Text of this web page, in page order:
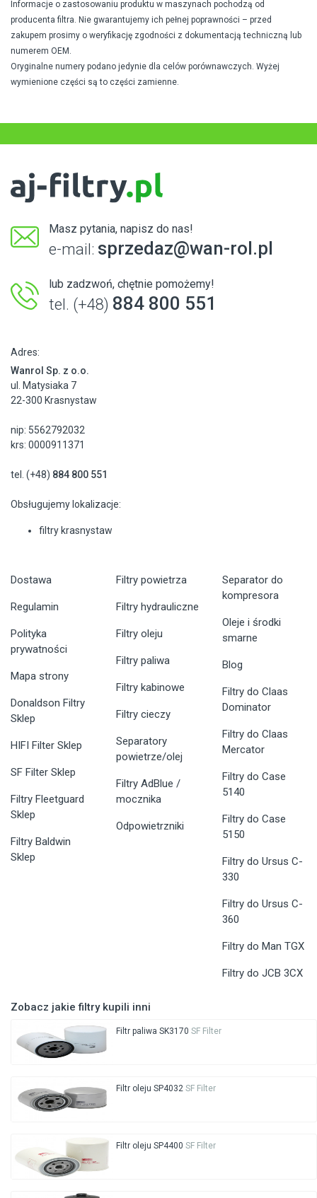
Informacje o zastosowaniu produktu w maszynach pochodzą od
producenta filtra. Nie gwarantujemy ich pełnej poprawności – przed
zakupem prosimy o weryfikację zgodności z dokumentacją techniczną lub
numerem OEM.
Oryginalne numery podano jedynie dla celów porównawczych. Wyżej
wymienione części są to części zamienne.
Masz pytania, napisz do nas!
e-mail: sprzedaz@wan-rol.pl
lub zadzwoń, chętnie pomożemy!
tel. (+48) 884 800 551
Adres:
Wanrol Sp. z o.o.
ul. Matysiaka 7
22-300 Krasnystaw
nip: 5562792032
krs: 0000911371
tel. (+48) 884 800 551
Obsługujemy lokalizacje:
filtry krasnystaw
Dostawa
Regulamin
Polityka
prywatności
Mapa strony
Donaldson Filtry
Sklep
HIFI Filter Sklep
SF Filter Sklep
Filtry Fleetguard
Sklep
Filtry Baldwin
Sklep
Filtry powietrza
Filtry hydrauliczne
Filtry oleju
Filtry paliwa
Filtry kabinowe
Filtry cieczy
Separatory
powietrze/olej
Filtry AdBlue /
mocznika
Odpowietrzniki
Separator do
kompresora
Oleje i środki
smarne
Blog
Filtry do Claas
Dominator
Filtry do Claas
Mercator
Filtry do Case
5140
Filtry do Case
5150
Filtry do Ursus C-
330
Filtry do Ursus C-
360
Filtry do Man TGX
Filtry do JCB 3CX
Zobacz jakie filtry kupili inni
Filtr paliwa SK3170 SF Filter
Filtr oleju SP4032 SF Filter
Filtr oleju SP4400 SF Filter